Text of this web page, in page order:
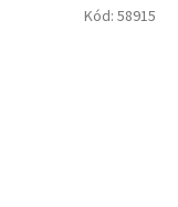
Kód: 58915